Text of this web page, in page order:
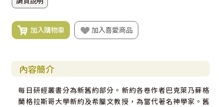
加入購物車 加入喜愛商品
內容簡介
每日研經叢書分為新舊約部分。新約各卷作者巴克萊乃蘇格
蘭格拉斯哥大學新約及希臘文教授，為當代著名神學家。舊